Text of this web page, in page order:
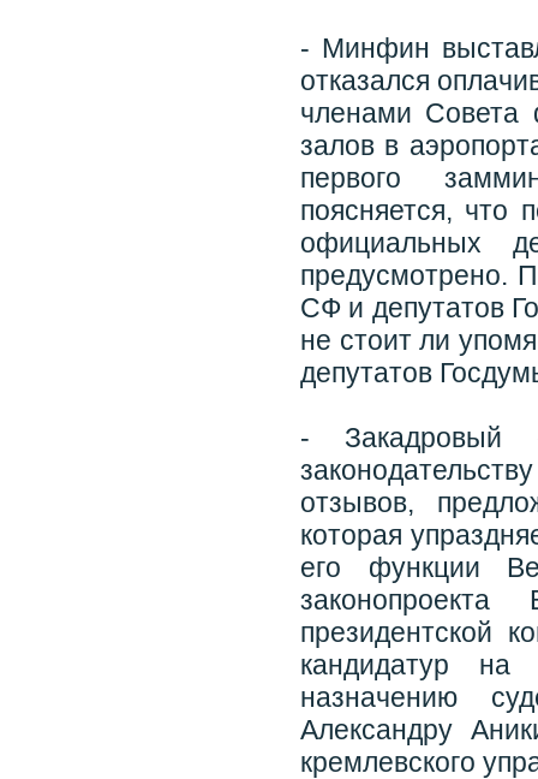
- Минфин
отказался
членами Совета
залов в
первого
поясняется, что
официальных
предусмотрено.
СФ и депутатов
не стоит ли
депутатов
- Закадровый
отзывов,
которая
его функции
президентской
кандидатур на
назначению
Александру
кремлевского